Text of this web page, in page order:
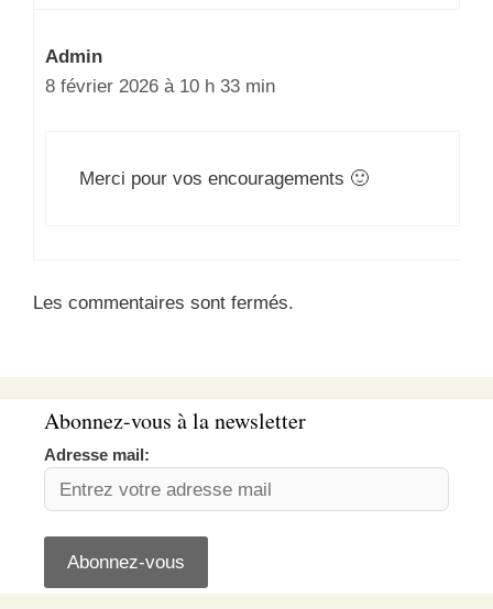
Admin
8 février 2026 à 10 h 33 min
Merci pour vos encouragements 🙂
Les commentaires sont fermés.
Abonnez-vous à la newsletter
Adresse mail: